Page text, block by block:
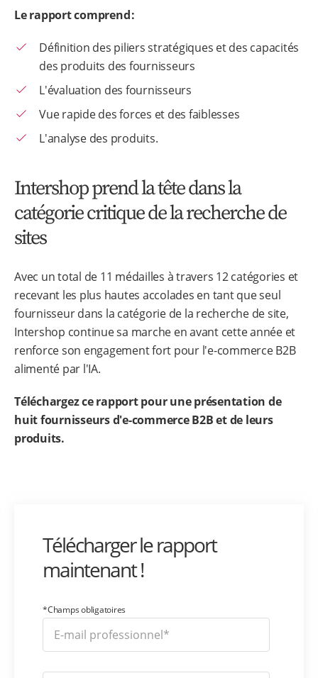
Le rapport comprend :
Définition des piliers stratégiques et des capacités
des produits des fournisseurs
L'évaluation des fournisseurs
Vue rapide des forces et des faiblesses
L'analyse des produits.
Intershop prend la tête dans la
catégorie critique de la recherche de
sites
Avec un total de 11 médailles à travers 12 catégories et
recevant les plus hautes accolades en tant que seul
fournisseur dans la catégorie de la recherche de site,
Intershop continue sa marche en avant cette année et
renforce son engagement fort pour l'e-commerce B2B
alimenté par l'IA.
Téléchargez ce rapport pour une présentation de
huit fournisseurs d'e-commerce B2B et de leurs
produits.
Télécharger le rapport
maintenant !
*Champs obligatoires